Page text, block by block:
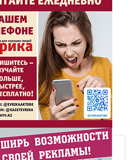
Час акима / Әкім
Розыгрыши призов
Из первых рук /
Интервью с экспертом,
важная для зрителей ...
Скажем НЕТ